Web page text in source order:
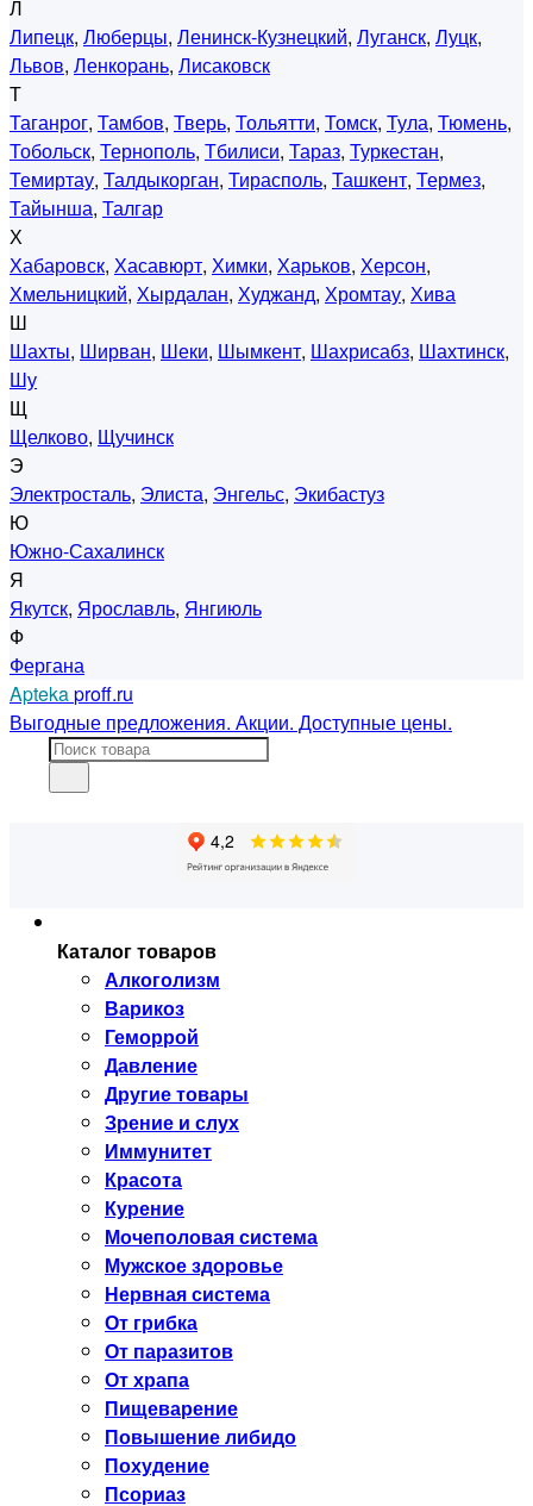
Л
Липецк, Люберцы, Ленинск-Кузнецкий, Луганск, Луцк,
Львов, Ленкорань, Лисаковск
Т
Таганрог, Тамбов, Тверь, Тольятти, Томск, Тула, Тюмень,
Тобольск, Тернополь, Тбилиси, Тараз, Туркестан,
Темиртау, Талдыкорган, Тирасполь, Ташкент, Термез,
Тайынша, Талгар
Х
Хабаровск, Хасавюрт, Химки, Харьков, Херсон,
Хмельницкий, Хырдалан, Худжанд, Хромтау, Хива
Ш
Шахты, Ширван, Шеки, Шымкент, Шахрисабз, Шахтинск,
Шу
Щ
Щелково, Щучинск
Э
Электросталь, Элиста, Энгельс, Экибастуз
Ю
Южно-Сахалинск
Я
Якутск, Ярославль, Янгиюль
Ф
Фергана
Aptekaproff.ru
Выгодные предложения. Акции. Доступные цены.
Каталог товаров
Алкоголизм
Варикоз
Геморрой
Давление
Другие товары
Зрение и слух
Иммунитет
Красота
Курение
Мочеполовая система
Мужское здоровье
Нервная система
От грибка
От паразитов
От храпа
Пищеварение
Повышение либидо
Похудение
Псориаз